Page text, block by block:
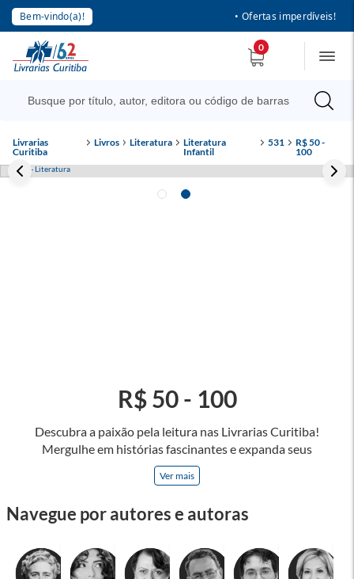
Bem-vindo(a)! • Ofertas imperdíveis!
0
Livrarias
Curitiba
Livros Literatura
Literatura
Infantil
531
R$ 50 -
100
Descubra a paixão pela leitura nas Livrarias Curitiba!
Mergulhe em histórias fascinantes e expanda seus
horizontes, onde cada página é uma porta para novos
universos e perspectivas. Ler nos permite viajar sem sair do
e tenha a oportunidade de alcançar o seu crescimento
passe um tempo no mundo da imaginação! A leitura
transforma vidas e estamos aqui para ajudar a transformar a
Ver mais
R$ 50 - 100
Navegue por autores e autoras